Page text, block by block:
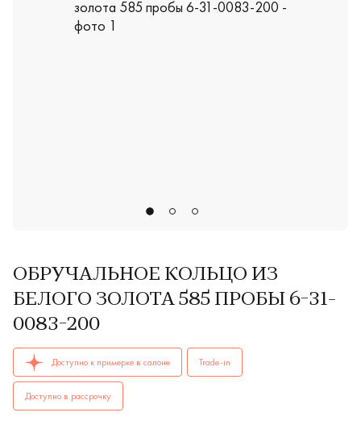
ОБРУЧАЛЬНОЕ КОЛЬЦО ИЗ
БЕЛОГО ЗОЛОТА 585 ПРОБЫ 6-31-
0083-200
ОБРУЧАЛЬНЫЕ КОЛЬЦА мужские, парные 6-31-0083-200
Доступно к примерке в салоне Trade-in
Доступно в рассрочку